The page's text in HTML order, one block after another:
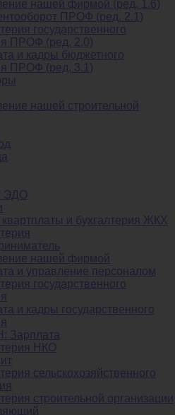
нашей фирмой (ред. 1.6)
ПРОФ (ред. 2.1)
государственного
ПРОФ (ред. 2.0)
и кадры бюджетного
ПРОФ (ред. 3.1)
нашей строительной
ЭДО
квартплаты и бухгалтерия ЖКХ
нашей фирмой
и управление персоналом
государственного
и кадры государственного
Зарплата
НКО
сельскохозяйст­венного
строительной организации